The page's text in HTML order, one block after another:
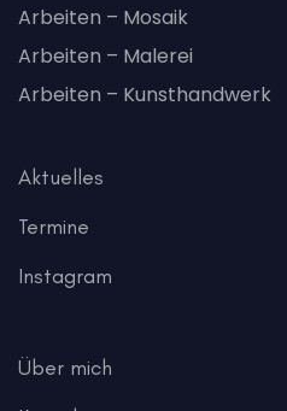
Arbeiten – Mosaik
Arbeiten – Malerei
Arbeiten – Kunsthandwerk
Aktuelles
Termine
Instagram
Über mich